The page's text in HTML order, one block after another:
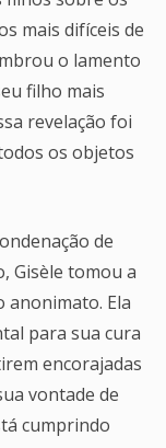
mais difíceis de
o lamento
filho mais
revelação foi
os objetos
de
Gisèle tomou a
anonimato. Ela
para sua cura
encorajadas
vontade de
cumprindo